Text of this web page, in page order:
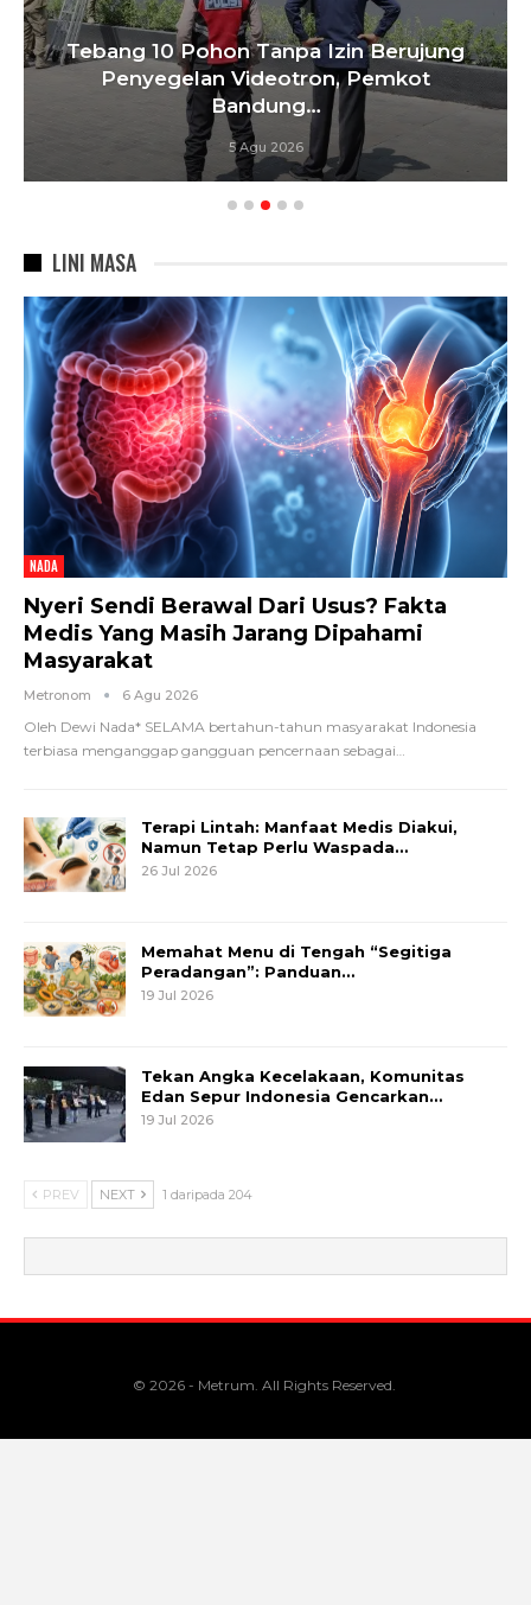
Tebang 10 Pohon Tanpa Izin Berujung
Penyegelan Videotron, Pemkot
Bandung…
5 Agu 2026
LINI MASA
NADA
Nyeri Sendi Berawal Dari Usus? Fakta
Medis Yang Masih Jarang Dipahami
Masyarakat
Metronom 6 Agu 2026
Oleh Dewi Nada* SELAMA bertahun-tahun masyarakat Indonesia
terbiasa menganggap gangguan pencernaan sebagai
Terapi Lintah: Manfaat Medis Diakui,
Namun Tetap Perlu Waspada…
26 Jul 2026
Memahat Menu di Tengah “Segitiga
Peradangan”: Panduan…
19 Jul 2026
Tekan Angka Kecelakaan, Komunitas
Edan Sepur Indonesia Gencarkan…
19 Jul 2026
PREV NEXT 1 daripada 204
© 2026 - Metrum. All Rights Reserved.